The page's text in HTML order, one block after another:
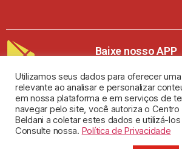
Baixe nosso APP
Copyright 2024 © Todos os direitos
Utilizamos seus dados para oferecer
relevante ao analisar e personalizar
em nossa plataforma e em serviços de
navegar pelo site, você autoriza o Centro
Beldani a coletar estes dados e utilizá-
Consulte nossa. Política de Privacidade